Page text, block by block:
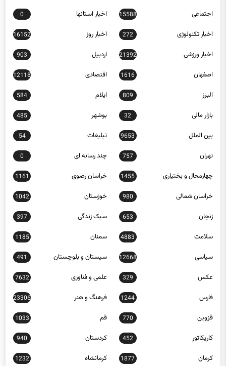
اجتماعی 15588 اخبار استانها 0
اخبار تکنولوژی 272 اخبار روز 16152
اخبار ورزشی 21392 اردبیل 903
اصفهان 1616 اقتصادی 12118
البرز 809 ایلام 584
بازار مالی 32 بوشهر 485
بین الملل 9653 تبلیغات 54
تهران 757 چند رسانه ای 0
چهارمحال و بختیاری 1455 خراسان رضوی 1161
خراسان شمالی 980 خوزستان 1042
زنجان 653 سبک زندگی 397
سلامت 4883 سمنان 1185
سیاسی 12668 سیستان و بلوچستان 491
عکس 329 علمی و فناوری 7632
فارس 1244 فرهنگ و هنر 23306
قزوین 770 قم 1033
کاریکاتور 452 کردستان 940
کرمان 1877 کرمانشاه 1232